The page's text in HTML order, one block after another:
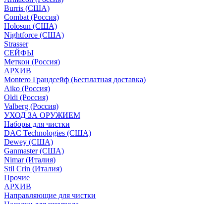
Burris (США)
Combat (Россия)
Holosun (США)
Nightforce (США)
Strasser
СЕЙФЫ
Меткон (Россия)
АРХИВ
Montero Грандсейф (Бесплатная доставка)
Aiko (Россия)
Oldi (Россия)
Valberg (Россия)
УХОД ЗА ОРУЖИЕМ
Наборы для чистки
DAC Technologies (США)
Dewey (США)
Ganmaster (США)
Nimar (Италия)
Stil Crin (Италия)
Прочие
АРХИВ
Направляющие для чистки